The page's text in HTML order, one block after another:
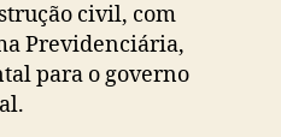
civil, com
Previdenciária,
para o governo